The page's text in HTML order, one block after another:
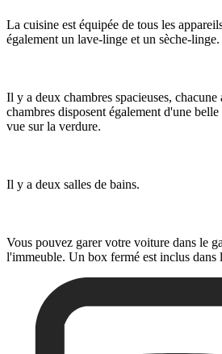
La cuisine est équipée de tous les
également un lave-linge et un sèche-linge.
Il y a deux chambres spacieuses,
chambres disposent également d'une
vue sur la verdure.
Il y a deux salles de bains.
Vous pouvez garer votre voiture dans le
l'immeuble. Un box fermé est inclus dans